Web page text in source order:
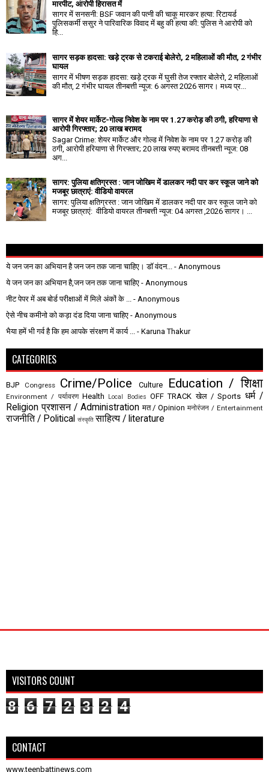
मारपीट, आरोपी हिरासत में
सागर में सनसनी: BSF जवान की पत्नी की चाकू मारकर हत्या: रिटायर्ड
पुलिसकर्मी ससुर ने पारिवारिक विवाद में बहु की हत्या की: पुलिस ने आरोपी को
हि...
सागर सड़क हादसा: खड़े ट्रक से टकराई बोलेरो, 2 महिलाओं की मौत, 2 गंभीर
घायल
सागर में भीषण सड़क हादसा: खड़े ट्रक में घुसी तेज रफ्तार बोलेरो, 2 महिलाओं
की मौत, 2 गंभीर घायल तीनबत्ती न्यूज: 6 अगस्त 2026 सागर। मध्य प्र...
सागर में शेयर मार्केट-गोल्ड निवेश के नाम पर 1.27 करोड़ की ठगी, हरियाणा से
आरोपी गिरफ्तार; 20 लाख बरामद
Sagar Crime: शेयर मार्केट और गोल्ड में निवेश के नाम पर 1.27 करोड़ की
ठगी, आरोपी हरियाणा से गिरफ्तार; 20 लाख रुपए बरामद तीनबत्ती न्यूज: 08
अग...
सागर: पुलिया क्षतिग्रस्त : जान जोखिम में डालकर नदी पार कर स्कूल जाने को
मजबूर छात्राएं: वीडियो वायरल
सागर: पुलिया क्षतिग्रस्त : जान जोखिम में डालकर नदी पार कर स्कूल जाने को
मजबूर छात्राएं: वीडियो वायरल तीनबत्ती न्यूज: 04 अगस्त ,2026 सागर। ...
ये जन जन का अभियान है जन जन तक जाना चाहिए। डॉ वंदन... - Anonymous
ये जन जन का अभियान है,जन जन तक जाना चाहिए - Anonymous
नीट पेपर में अब बोर्ड परीक्षाओं में मिले अंकों के ... - Anonymous
ऐसे नीच कमीनो को कड़ा दंड दिया जाना चाहिए - Anonymous
भैया हमें भी गर्व है कि हम आपके संरक्षण में कार्य ... - Karuna Thakur
CATEGORIES
BJP Congress Crime/Police Culture Education / शिक्षा
Environment / पर्यावरण Health Local Bodies OFF TRACK खेल / Sports धर्म /
Religion प्रशासन / Administration मत / Opinion मनोरंजन / Entertainment
राजनीति / Political संस्कृति साहित्य / literature
VISITORS COUNT
8 6 7 2 3 2 4
CONTACT
www.teenbattinews.com